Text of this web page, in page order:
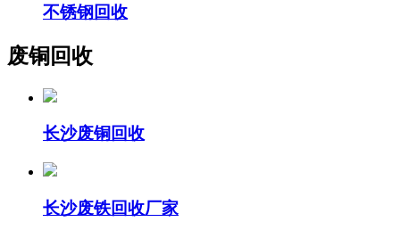
不锈钢回收
废铜回收
长沙废铜回收
长沙废铁回收厂家